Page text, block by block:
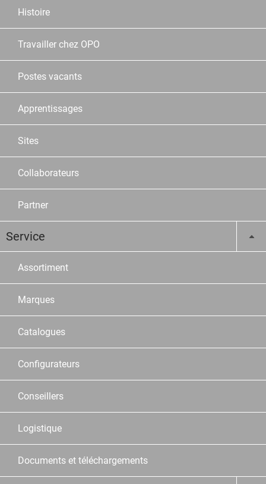
Histoire
Travailler chez OPO
Postes vacants
Apprentissages
Sites
Collaborateurs
Partner
Service
Assortiment
Marques
Catalogues
Configurateurs
Conseillers
Logistique
Documents et téléchargements